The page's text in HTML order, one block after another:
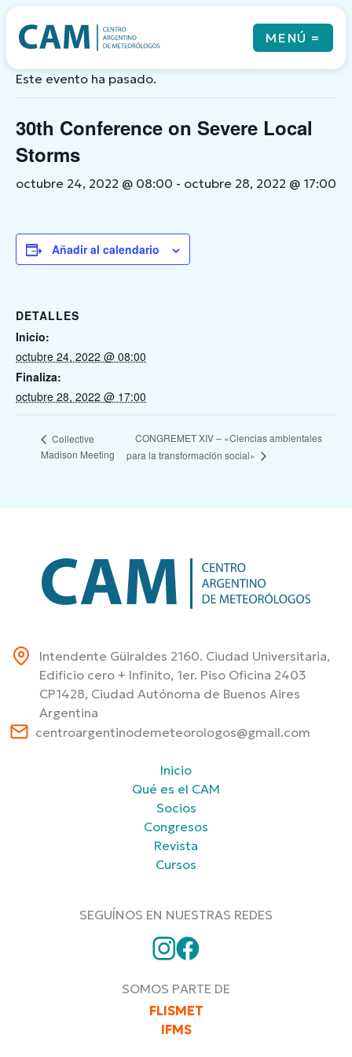
Skip
content
Qué es el CAM
Eventos
Links
Contacto
MENÚ =
« Todos los Eventos
Este evento ha pasado.
30th Conference on Severe Local
Storms
octubre 24, 2022 @ 08:00 - octubre 28, 2022 @ 17:00
Añadir al calendario
DETALLES
Inicio:
octubre 24, 2022 @ 08:00
Finaliza:
octubre 28, 2022 @ 17:00
Collective
Madison Meeting
CONGREMET XIV – «Ciencias ambientales
para la transformación social»
Intendente Güiraldes 2160. Ciudad Universitaria,
Edificio cero + Infinito, 1er. Piso Oficina 2403
CP1428, Ciudad Autónoma de Buenos Aires
Argentina
centroargentinodemeteorologos@gmail.com
Inicio
Qué es el CAM
Socios
Congresos
Revista
Cursos
SEGUÍNOS EN NUESTRAS REDES
SOMOS PARTE DE
FLISMET
IFMS